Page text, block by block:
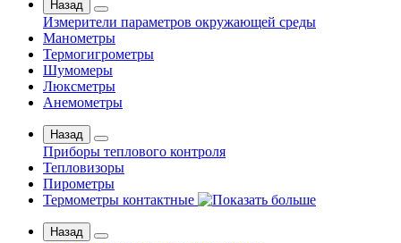
Назад
Измерители параметров окружающей среды
Манометры
Термогигрометры
Шумомеры
Люксметры
Анемометры
Назад
Приборы теплового контроля
Тепловизоры
Пирометры
Термометры контактные
Назад